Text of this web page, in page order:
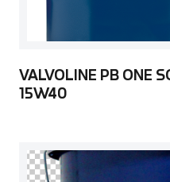
VALVOLINE PB ONE
15W40